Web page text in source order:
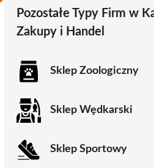
Pozostałe Typy Firm w
Zakupy i Handel
Sklep Zoologiczny
Sklep Wędkarski
Sklep Sportowy